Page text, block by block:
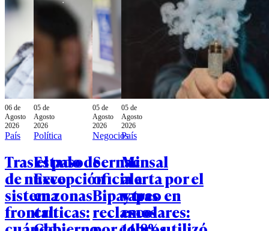
06 de
Agosto
2026
País
Tras el paso
de nuevo
sistema
frontal:
05 de
Agosto
2026
Política
Estado de
Excepción
en zonas
críticas:
05 de
Agosto
2026
Negocios
Sernac
oficia a
Bipay tras
reclamos
05 de
Agosto
2026
País
Minsal
alerta por el
vapeo en
escolares: